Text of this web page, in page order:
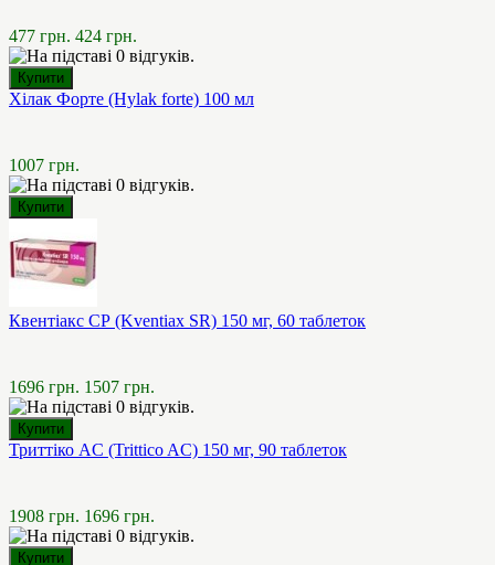
477 грн. 424 грн.
Хілак Форте (Hylak forte) 100 мл
1007 грн.
Квентіакс СР (Kventiax SR) 150 мг, 60 таблеток
1696 грн. 1507 грн.
Триттіко AC (Trittico AC) 150 мг, 90 таблеток
1908 грн. 1696 грн.